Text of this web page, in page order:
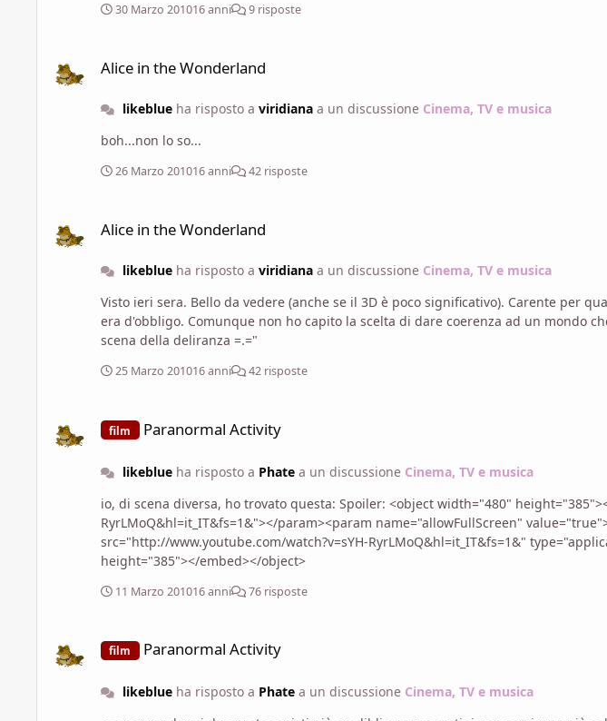
30 Marzo 201016 anni 9 risposte
Alice in the Wonderland
likeblueha risposto a viridianaa un discussione Cinema, TV e musica
boh...non lo so...
26 Marzo 201016 anni 42 risposte
Alice in the Wonderland
likeblueha risposto a viridianaa un discussione Cinema, TV e musica
Visto ieri sera. Bello da vedere (anche se il 3D è poco significativo). Carente per
era d'obbligo. Comunque non ho capito la scelta di dare coerenza ad un mondo
scena della deliranza =.="
25 Marzo 201016 anni 42 risposte
film Paranormal Activity
likeblueha risposto a Phatea un discussione Cinema, TV e musica
io, di scena diversa, ho trovato questa: Spoiler: <object width="480" height="385"><param name="movie" value=" http://www.youtube.com/watch?v=sYH-
RyrLMoQ&hl=it_IT&fs=1&"></param><param name="allowFullScreen"
src="http://www.youtube.com/watch?v=sYH-RyrLMoQ&hl=it_IT&fs=1&"
height="385"></embed></object>
11 Marzo 201016 anni 76 risposte
film Paranormal Activity
likeblueha risposto a Phatea un discussione Cinema, TV e musica